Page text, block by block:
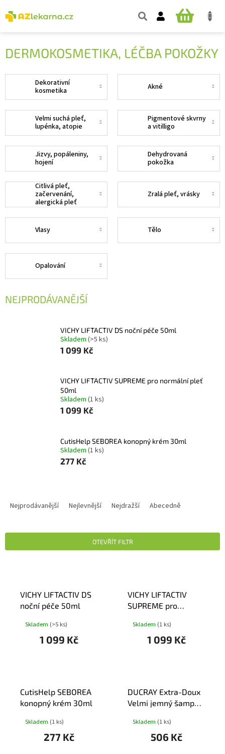
na
obsah
NÁKUPNÍ
DERMOKOSMETIKA, LÉČBA POKOŽKY
Dekorativní
kosmetika
Akné
Velmi suchá pleť,
lupénka, atopie
Pigmentové skvrny
a vitilligo
Jizvy, popáleniny,
hojení
Dehydrovaná
pokožka
Citlivá pleť,
začervenání,
alergická pleť
Zralá pleť, vrásky
Vlasy Tělo
Opalování
NEJPRODÁVANĚJŠÍ
VICHY LIFTACTIV DS noční péče 50ml
Skladem (>5 ks)
1 099 Kč
VICHY LIFTACTIV SUPREME pro normální pleť
50ml
Skladem (1 ks)
1 099 Kč
CutisHelp SEBOREA konopný krém 30ml
Skladem (1 ks)
277 Kč
A
Í
Nejprodávanější Nejlevnější Nejdražší Abecedně
OTEVŘÍT FILTR
VICHY LIFTACTIV DS
noční péče 50ml
Skladem (>5 ks)
1 099 Kč
VICHY LIFTACTIV
SUPREME pro
Skladem (1 ks)
1 099 Kč
CutisHelp SEBOREA
konopný krém 30ml
Skladem (1 ks)
277 Kč
DUCRAY Extra-Doux
Velmi jemný šampon
Skladem (1 ks)
506 Kč